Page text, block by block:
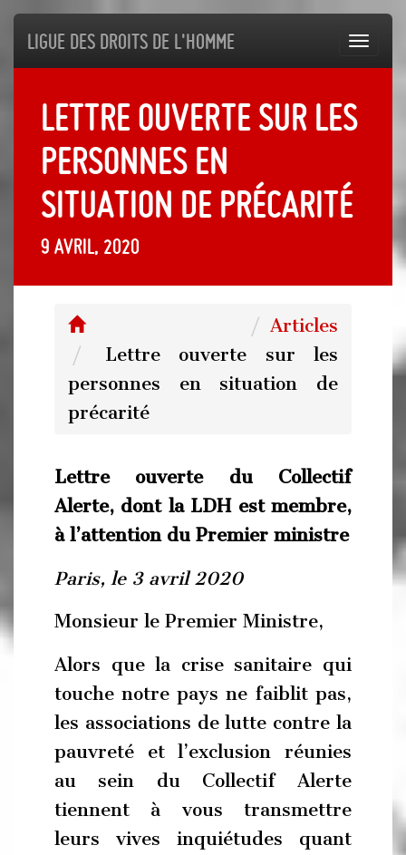
Ligue des droits de l'Homme
Lettre ouverte sur les
personnes en
situation de précarité
9 avril, 2020
Articles
Lettre ouverte sur les
personnes en situation de
précarité
Lettre ouverte du Collectif
Alerte, dont la LDH est membre,
à l’attention du Premier ministre
Paris, le 3 avril 2020
Monsieur le Premier Ministre,
Alors que la crise sanitaire qui
touche notre pays ne faiblit pas,
les associations de lutte contre la
pauvreté et l’exclusion réunies
au sein du Collectif Alerte
tiennent à vous transmettre
leurs vives inquiétudes quant